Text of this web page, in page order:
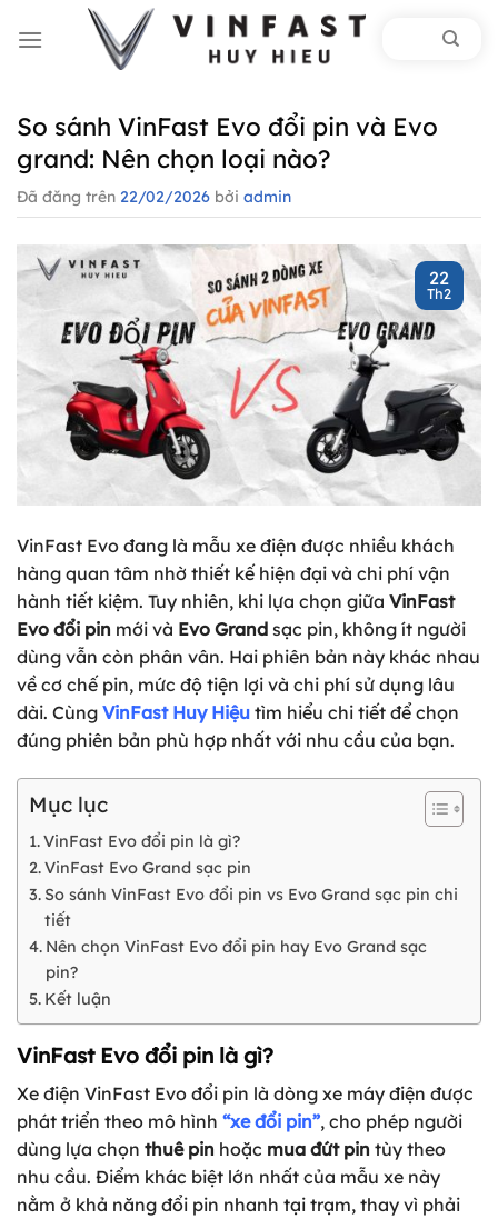
đến
So sánh VinFast Evo đổi pin và Evo
grand: Nên chọn loại nào?
Đã đăng trên 22/02/2026 bởi admin
22
Th2
VinFast Evo đang là mẫu xe điện được nhiều khách
hàng quan tâm nhờ thiết kế hiện đại và chi phí vận
hành tiết kiệm. Tuy nhiên, khi lựa chọn giữa VinFast
Evo đổi pin mới và Evo Grand sạc pin, không ít người
dùng vẫn còn phân vân. Hai phiên bản này khác nhau
về cơ chế pin, mức độ tiện lợi và chi phí sử dụng lâu
dài. Cùng VinFast Huy Hiệu tìm hiểu chi tiết để chọn
đúng phiên bản phù hợp nhất với nhu cầu của bạn.
Mục lục
VinFast Evo đổi pin là gì?
VinFast Evo Grand sạc pin
So sánh VinFast Evo đổi pin vs Evo Grand sạc pin chi
tiết
Nên chọn VinFast Evo đổi pin hay Evo Grand sạc
pin?
Kết luận
VinFast Evo đổi pin là gì?
Xe điện VinFast Evo đổi pin là dòng xe máy điện được
phát triển theo mô hình “xe đổi pin”, cho phép người
dùng lựa chọn thuê pin hoặc mua đứt pin tùy theo
nhu cầu. Điểm khác biệt lớn nhất của mẫu xe này
nằm ở khả năng đổi pin nhanh tại trạm, thay vì phải